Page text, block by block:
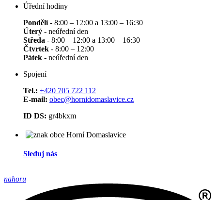
Úřední hodiny
Pondělí- 8:00 – 12:00 a 13:00 – 16:30
Úterý - neúřední den
Středa - 8:00 – 12:00 a 13:00 – 16:30
Čtvrtek - 8:00 – 12:00
Pátek - neúřední den
Spojení
Tel.: +420 705 722 112
E-mail: obec@hornidomaslavice.cz
ID DS: gr4bkxm
Sleduj nás
nahoru